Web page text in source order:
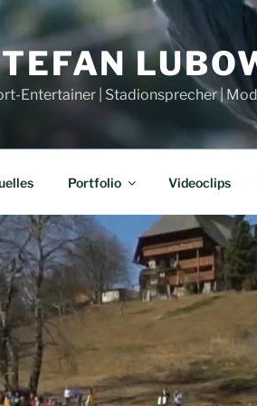
Entertainer | Stadionsprecher |
Portfolio Videoclips